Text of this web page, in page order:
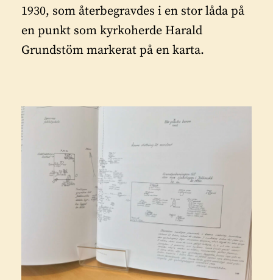
1930, som återbegravdes i en stor låda på
en punkt som kyrkoherde Harald
Grundstöm markerat på en karta.